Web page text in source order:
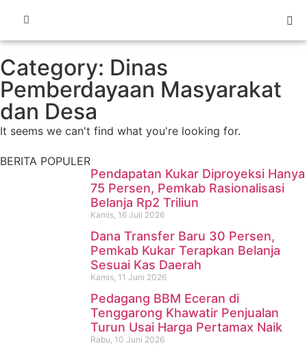
Category: Dinas
Pemberdayaan Masyarakat
dan Desa
It seems we can't find what you're looking for.
Pencari Ikan yang Hilang di
Mangkurawang Ditemukan
Meninggal di Sungai
Mahakam
BERITA POPULER
Pendapatan Kukar Diproyeksi Hanya
75 Persen, Pemkab Rasionalisasi
Belanja Rp2 Triliun
Kamis, 16 Juli 2026
Dana Transfer Baru 30 Persen,
Pemkab Kukar Terapkan Belanja
Sesuai Kas Daerah
Kamis, 11 Juni 2026
Pedagang BBM Eceran di
Tenggarong Khawatir Penjualan
Turun Usai Harga Pertamax Naik
Rabu, 10 Juni 2026